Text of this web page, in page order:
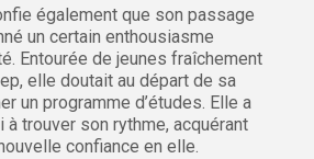
également que son passage
un certain enthousiasme
Entourée de jeunes fraîchement
elle doutait au départ de sa
un programme d’études. Elle a
trouver son rythme, acquérant
confiance en elle.